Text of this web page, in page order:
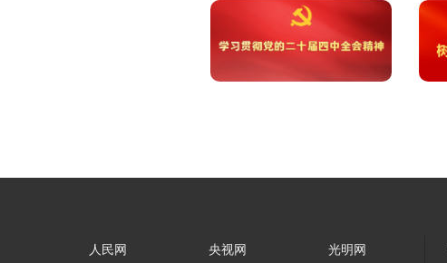
人民网
央视网
光明网